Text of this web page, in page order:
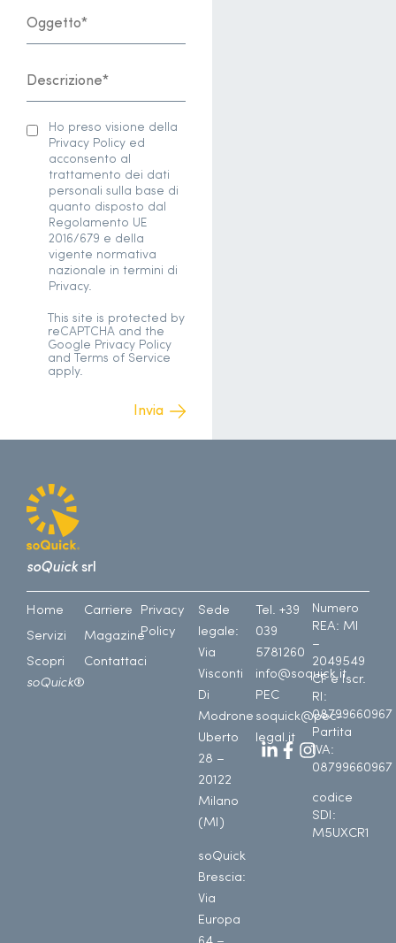
Ho preso visione della
Privacy Policy ed
acconsento al
trattamento dei dati
personali sulla base di
quanto disposto dal
Regolamento UE
2016/679 e della
vigente normativa
nazionale in termini di
Privacy.
This site is protected by
reCAPTCHA and the
Google Privacy Policy
and Terms of Service
apply.
soQuicksrl
Home
Servizi
Scopri
soQuick®
Carriere
Magazine
Contattaci
Privacy
Policy
Sede
legale:
Via
Visconti
Di
Modrone
Uberto
28 –
20122
Milano
(MI)
soQuick
Brescia:
Via
Europa
Tel. +39
039
5781260
info@soquick.it
PEC
soquick@pec-
legal.it
Numero
REA: MI
–
2049549
CF e Iscr.
RI:
08799660967
Partita
IVA:
08799660967
codice
SDI:
M5UXCR1